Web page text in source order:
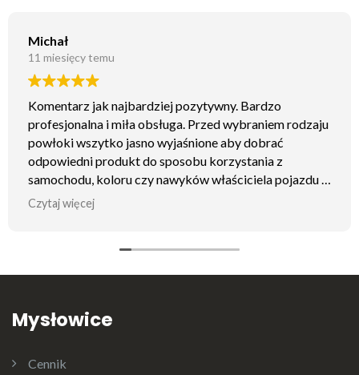
Michał
11 miesięcy temu
Komentarz jak najbardziej pozytywny. Bardzo
profesjonalna i miła obsługa. Przed wybraniem rodzaju
powłoki wszytko jasno wyjaśnione aby dobrać
odpowiedni produkt do sposobu korzystania z
samochodu, koloru czy nawyków właściciela pojazdu ;)
Odbiór samochodu również na najwyższym poziomie.
jakich środków używać. Samochód otrzymał powłokę
ceramiczną i wygląda lepiej jak wyjeżdżał z salonu. Z
Czytaj więcej
Mysłowice
Cennik